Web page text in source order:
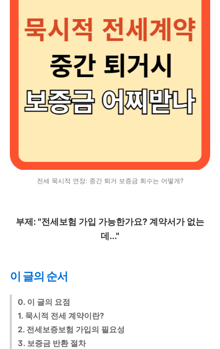
전세 묵시적 연장: 중간 퇴거 보증금 회수는 어떻게?
부제: "전세보험 가입 가능한가요? 계약서가 없는
데..."
이 글의 순서
0. 이 글의 요점
1. 묵시적 전세 계약이란?
2. 전세보증보험 가입의 필요성
3. 보증금 반환 절차